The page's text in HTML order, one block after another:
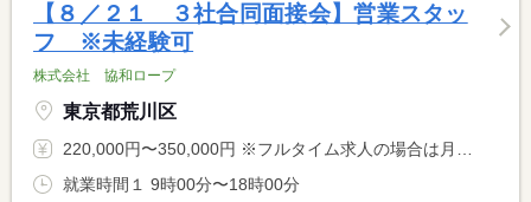
【８／２１ ３社合同面接会】営業スタッ
フ ※未経験可
株式会社 協和ロープ
東京都荒川区
220,000円〜350,000円 ※フルタイム求人の場合は月額（換算額）、パート求人の場合は時間額を表示しています。
就業時間１ 9時00分〜18時00分